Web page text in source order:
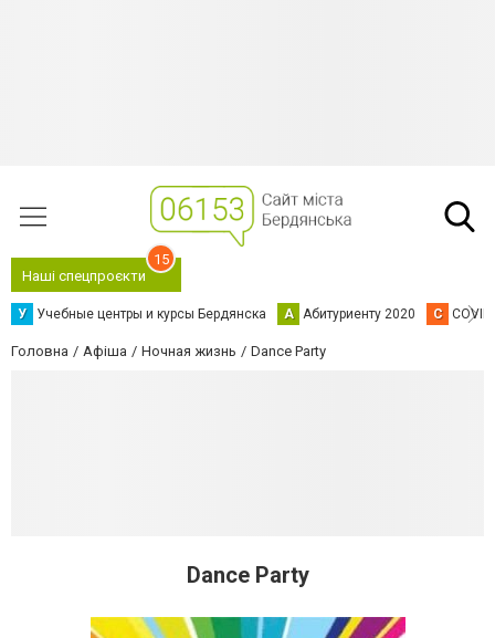
Наші спецпроєкти
15
У Учебные центры и курсы Бердянска А Абитуриенту 2020 C
Головна Афіша Ночная жизнь Dance Party
Dance Party